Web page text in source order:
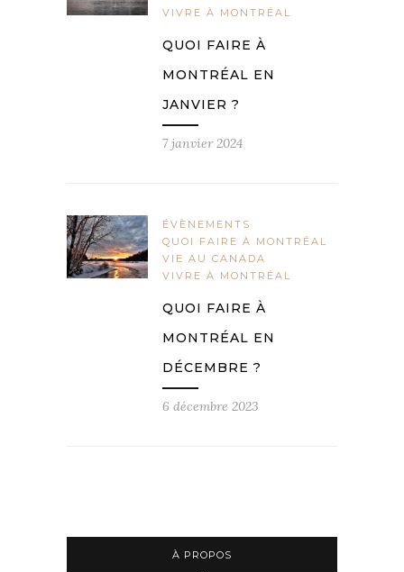
VIVRE À MONTRÉAL
QUOI FAIRE À
MONTRÉAL EN
JANVIER ?
7 janvier 2024
ÉVÈNEMENTS
QUOI FAIRE À MONTRÉAL
VIE AU CANADA
VIVRE À MONTRÉAL
QUOI FAIRE À
MONTRÉAL EN
DÉCEMBRE ?
6 décembre 2023
À PROPOS